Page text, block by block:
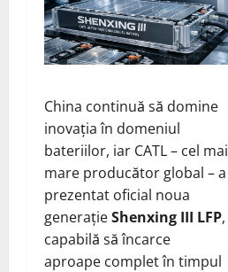
China continuă să domine
inovația în domeniul
bateriilor, iar CATL – cel mai
mare producător global – a
prezentat oficial noua
generațieShenxing III LFP,
capabilă să încarce
aproape complet în timpul